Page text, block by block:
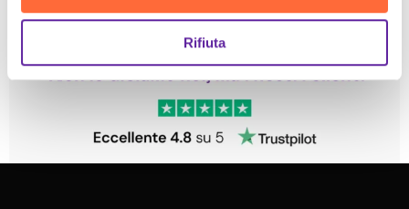
Rifiuta
Trustpilot